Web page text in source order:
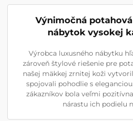
Výnimočná
nábytok vysokej
Výrobca luxusného nábytku
zároveň štylové riešenie pre
našej mäkkej zrnitej koži
spojovali pohodlie s
zákazníkov bola veľmi
nárastu ich podielu